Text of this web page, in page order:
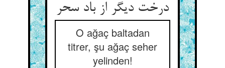
درخت دیگر از باد سحر
O ağaç baltadan
titrer, şu ağaç seher
yelinden!